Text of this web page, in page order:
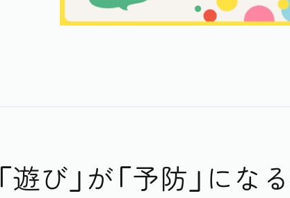
「遊び」が「予防」になる